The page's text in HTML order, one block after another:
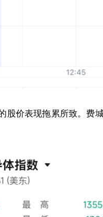
股价表现拖累所致。费